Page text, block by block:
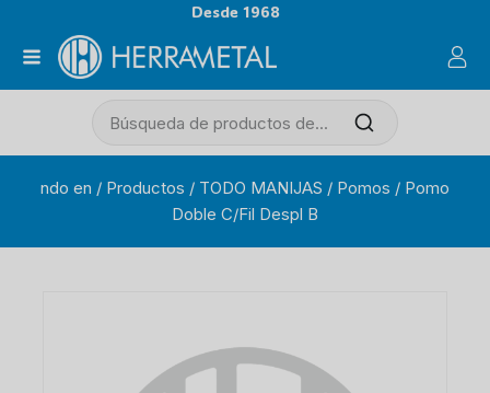
Desde 1968
ndo en / Productos / TODO MANIJAS / Pomos / Pomo
Doble C/Fil Despl B